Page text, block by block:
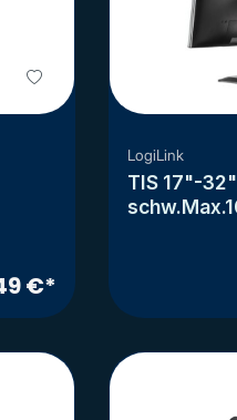
€*
LogiLink
TIS 17"-